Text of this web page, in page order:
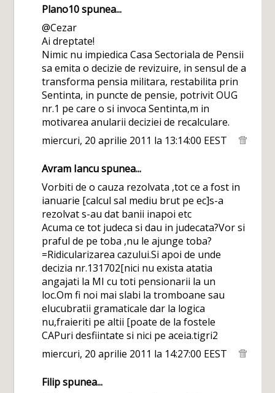
Plano10spunea...
@Cezar
Ai dreptate!
Nimic nu impiedica Casa Sectoriala de Pensii
sa emita o decizie de revizuire, in sensul de a
transforma pensia militara, restabilita prin
Sentinta, in puncte de pensie, potrivit OUG
nr.1 pe care o si invoca Sentinta,m in
motivarea anularii deciziei de recalculare.
miercuri, 20 aprilie 2011 la 13:14:00 EEST
Avram Iancuspunea...
Vorbiti de o cauza rezolvata ,tot ce a fost in
ianuarie [calcul sal mediu brut pe ec]s-a
rezolvat s-au dat banii inapoi etc
Acuma ce tot judeca si dau in judecata?Vor si
praful de pe toba ,nu le ajunge toba?
=Ridicularizarea cazului.Si apoi de unde
decizia nr.131702[nici nu exista atatia
angajati la MI cu toti pensionarii la un
loc.Om fi noi mai slabi la tromboane sau
elucubratii gramaticale dar la logica
nu,fraieriti pe altii [poate de la fostele
CAPuri desfiintate si nici pe aceia.tigri2
miercuri, 20 aprilie 2011 la 14:27:00 EEST
Filipspunea...